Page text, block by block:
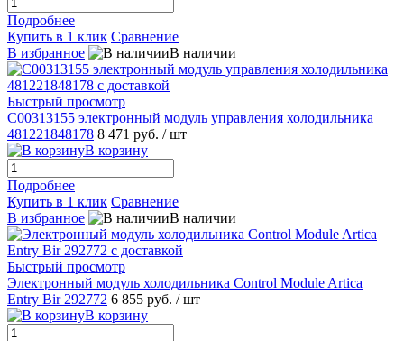
Подробнее
Купить в 1 клик Сравнение
В избранное
В наличии
Быстрый просмотр
C00313155 электронный модуль управления холодильника
481221848178 8 471 руб. / шт
В корзину
Подробнее
Купить в 1 клик Сравнение
В избранное
В наличии
Быстрый просмотр
Электронный модуль холодильника Control Module Artica
Entry Bir 292772 6 855 руб. / шт
В корзину